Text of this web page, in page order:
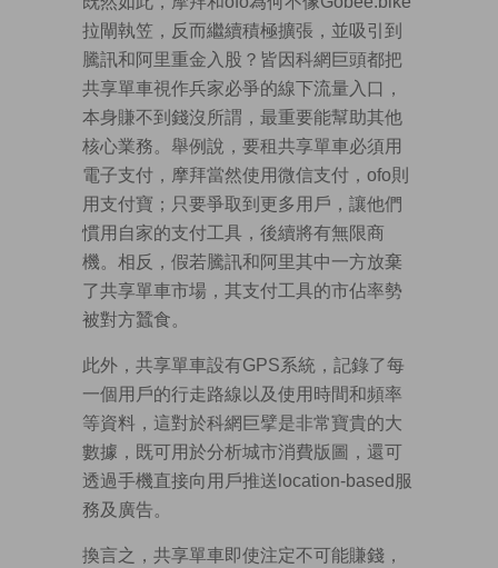
拉閘執笠，反而繼續積極擴張，並吸引到
騰訊和阿里重金入股？皆因科網巨頭都把
共享單車視作兵家必爭的線下流量入口，
本身賺不到錢沒所謂，最重要能幫助其他
核心業務。舉例說，要租共享單車必須用
電子支付，摩拜當然使用微信支付，ofo則
用支付寶；只要爭取到更多用戶，讓他們
慣用自家的支付工具，後續將有無限商
機。相反，假若騰訊和阿里其中一方放棄
了共享單車市場，其支付工具的市佔率勢
被對方蠶食。
此外，共享單車設有GPS系統，記錄了每
一個用戶的行走路線以及使用時間和頻率
等資料，這對於科網巨擘是非常寶貴的大
數據，既可用於分析城市消費版圖，還可
透過手機直接向用戶推送location-based服
務及廣告。
換言之，共享單車即使注定不可能賺錢，